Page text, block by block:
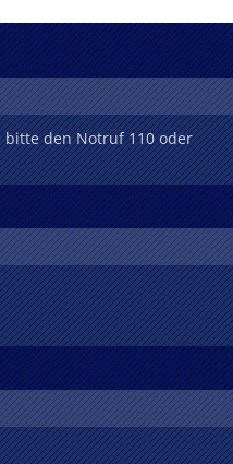
bitte den Notruf 110 oder